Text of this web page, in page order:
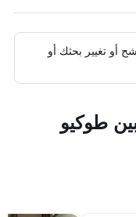
أو تغيير بحثك أو
طوكيو